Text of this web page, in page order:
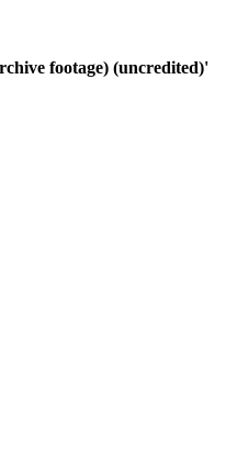
footage) (uncredited)'